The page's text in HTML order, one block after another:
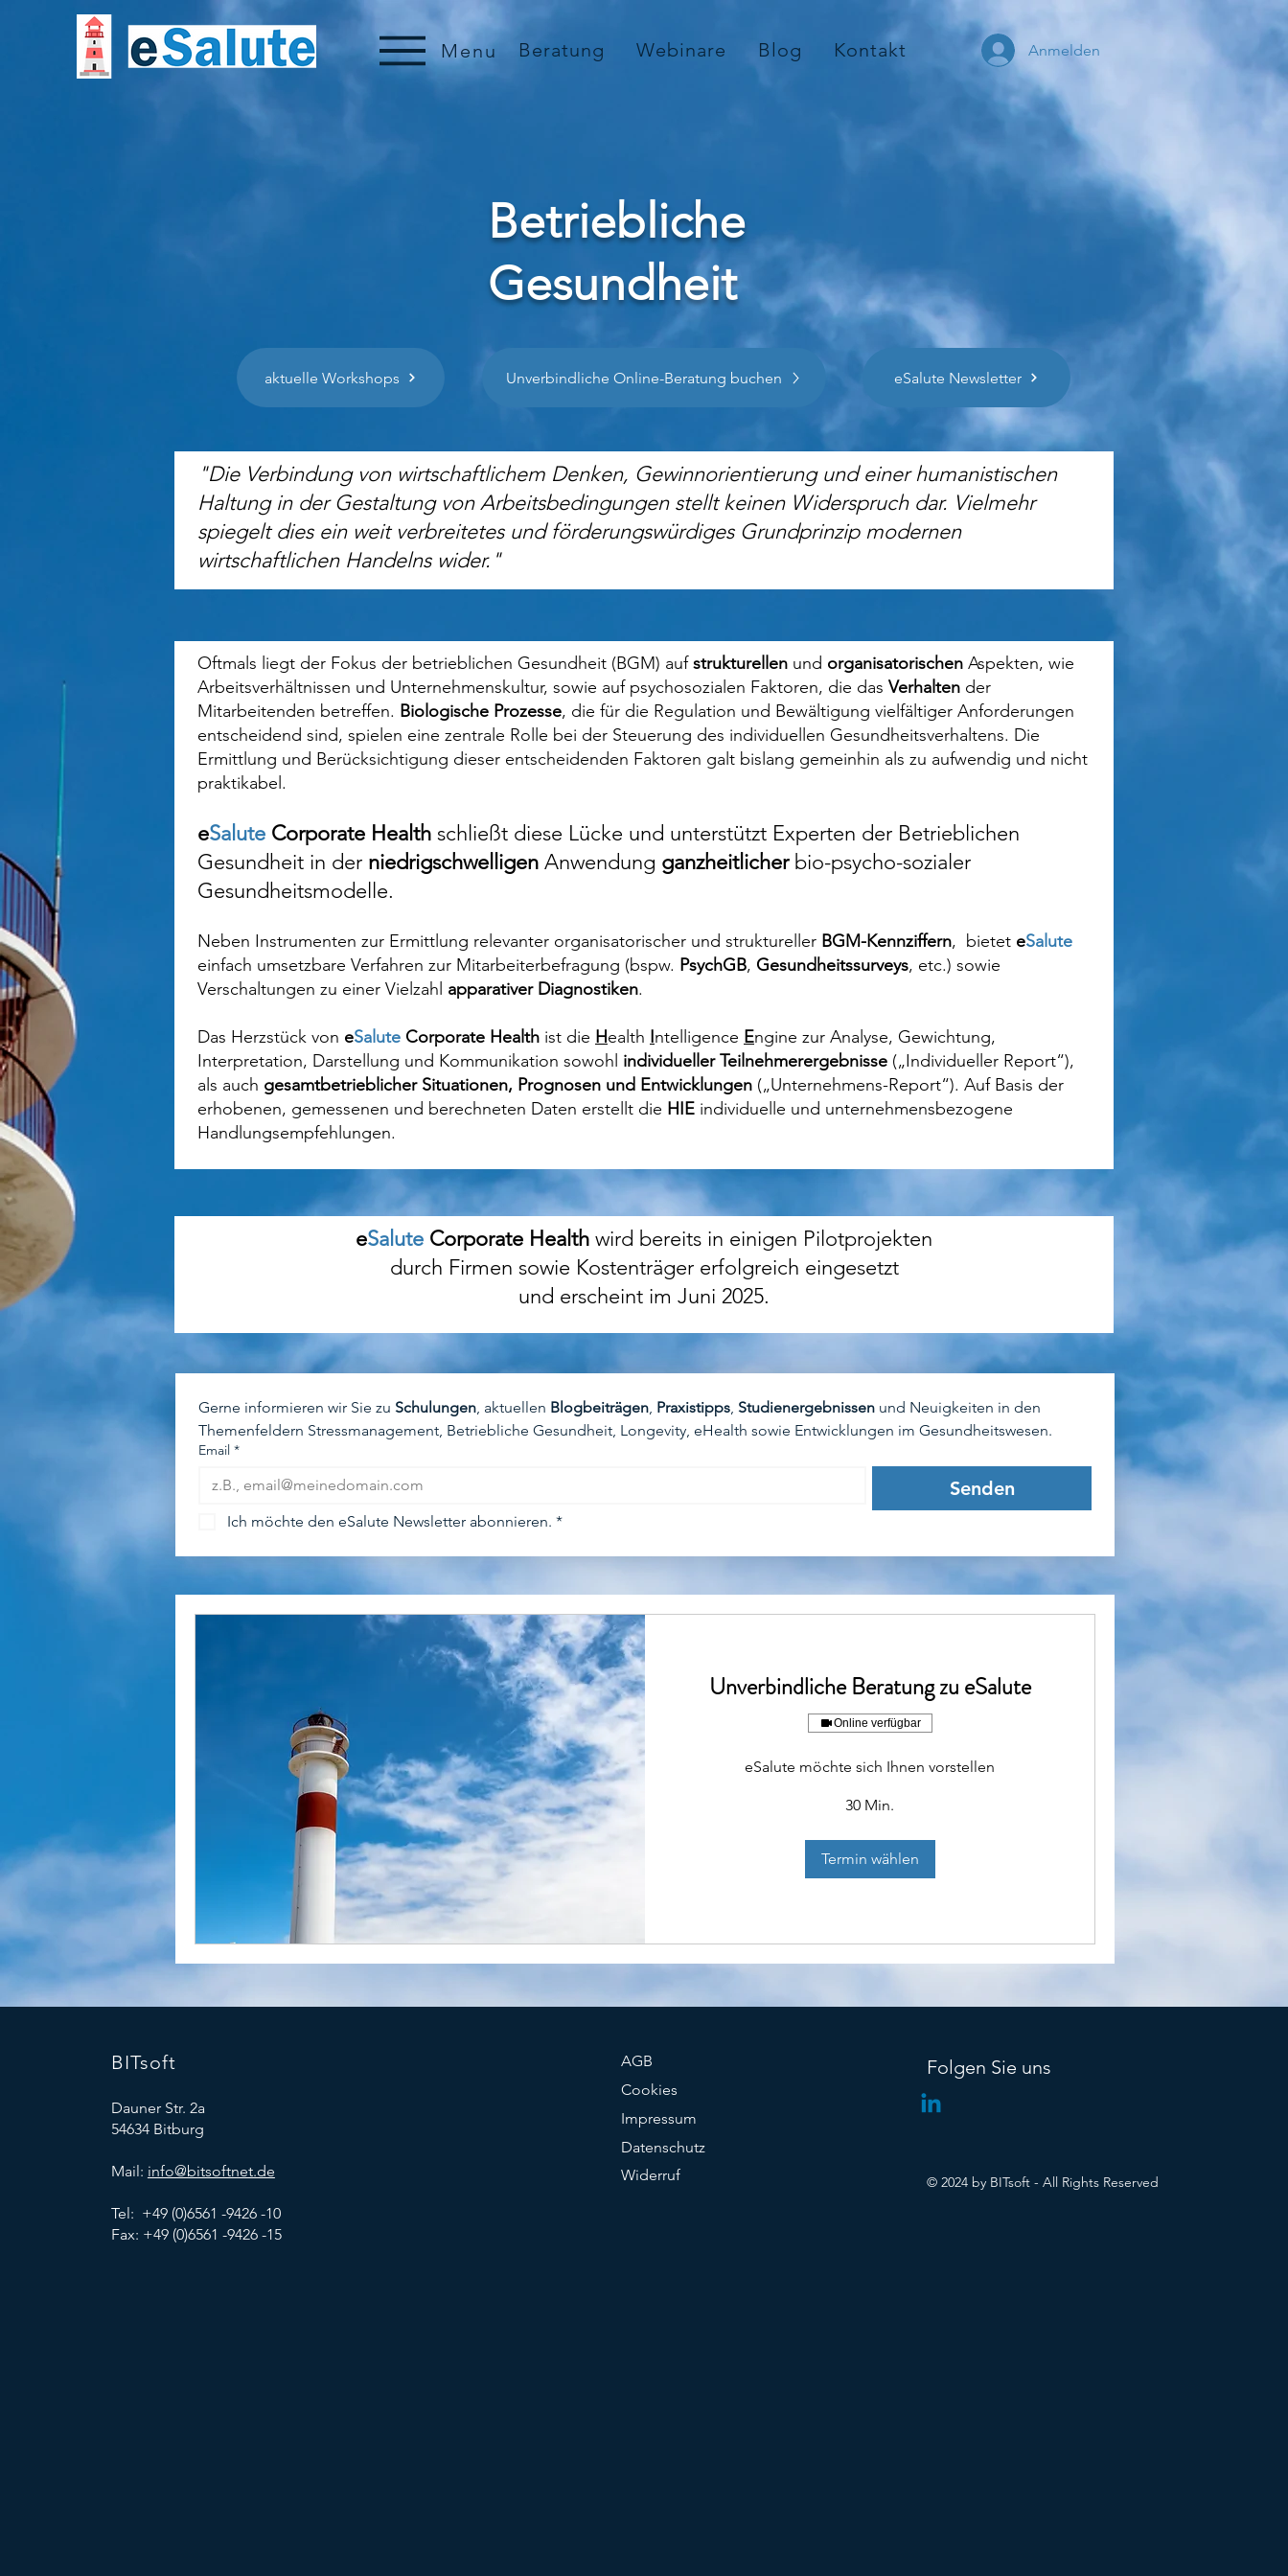
Menu Beratung Webinare Blog Kontakt Anmelden
Betriebliche
Gesundheit
aktuelle Workshops Unverbindliche Online-Beratung buchen eSalute Newsletter
"Die Verbindung von wirtschaftlichem Denken, Gewinnorientierung und einer humanistischen
Haltung in der Gestaltung von Arbeitsbedingungen stellt keinen Widerspruch dar. Vielmehr
spiegelt dies ein weit verbreitetes und förderungswürdiges Grundprinzip modernen
wirtschaftlichen Handelns wider."
Oftmals liegt der Fokus der betrieblichen Gesundheit (BGM) aufstrukturellen und organisatorischen Aspekten, wie
Arbeitsverhältnissen und Unternehmenskultur, sowie auf psychosozialen Faktoren, die das Verhalten der
Mitarbeitenden betreffen. Biologische Prozesse, die für die Regulation und Bewältigung vielfältiger Anforderungen
entscheidend sind, spielen eine zentrale Rolle bei der Steuerung des individuellen Gesundheitsverhaltens. Die
Ermittlung und Berücksichtigung dieser entscheidenden Faktoren galt bislang gemeinhin als zu aufwendig und nicht
praktikabel.
eSalute Corporate Health schließt diese Lücke und unterstützt Experten der Betrieblichen
Gesundheit in der niedrigschwelligen Anwendung ganzheitlicher bio-psycho-sozialer
Gesundheitsmodelle.
Neben Instrumenten zur Ermittlung relevanter organisatorischer und struktureller BGM-Kennziffern, bietet eSalute
einfach umsetzbare Verfahren zur Mitarbeiterbefragung (bspw. PsychGB, Gesundheitssurveys, etc.) sowie
Verschaltungen zu einer Vielzahl apparativer Diagnostiken.
Das Herzstück von eSalute Corporate Health ist die Health Intelligence Engine zur Analyse, Gewichtung,
Interpretation, Darstellung und Kommunikation sowohl individueller Teilnehmerergebnisse („Individueller Report“),
als auch gesamtbetrieblicher Situationen, Prognosen und Entwicklungen („Unternehmens-Report“). Auf Basis der
erhobenen, gemessenen und berechneten Daten erstellt die HIE individuelle und unternehmensbezogene
Handlungsempfehlungen.
eSalute Corporate Health wird bereits in einigen Pilotprojekten
durch Firmen sowie Kostenträger erfolgreich eingesetzt
und erscheint im Juni 2025.
Gerne informieren wir Sie zu Schulungen, aktuellen Blogbeiträgen, Praxistipps, Studienergebnissen und Neuigkeiten in den
Themenfeldern Stressmanagement, Betriebliche Gesundheit, Longevity, eHealth sowie Entwicklungen im Gesundheitswesen.
Email *
Senden
Ich möchte den eSalute Newsletter abonnieren. *
Unverbindliche Beratung zu eSalute
Online verfügbar
eSalute möchte sich Ihnen vorstellen
30 Min.
Termin wählen
BITsoft
Dauner Str. 2a
54634 Bitburg
Mail: info@bitsoftnet.de
Tel: +49 (0)6561 -9426 -10
Fax: +49 (0)6561 -9426 -15
AGB
Cookies
Impressum
Datenschutz
Widerruf
Folgen Sie uns
© 2024 by BITsoft - All Rights Reserved